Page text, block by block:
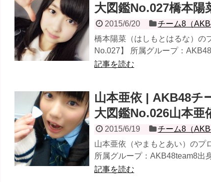
大図鑑No.027橋本陽
2015/6/20
チーム8（
橋本陽菜（はしもとはるな）の
No.027】 所属グループ：
記事を読む
山本亜依 | AKB48チ
大図鑑No.026山本亜
2015/6/19
チーム8（
山本亜依（やまもとあい）のプ
所属グループ：AKB48team8出
記事を読む